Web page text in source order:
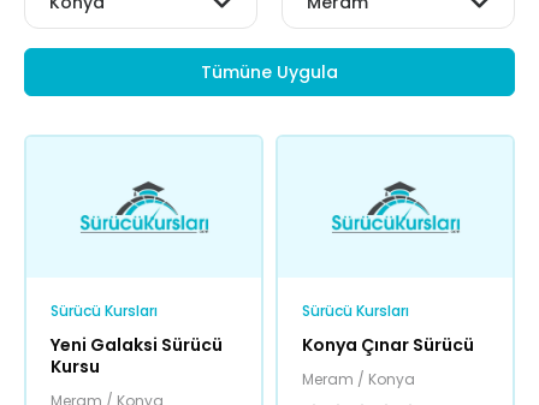
Tümüne Uygula
Sürücü Kursları
Yeni Galaksi Sürücü
Kursu
Meram / Konya
Sürücü Kursları
Konya Çınar Sürücü
Meram / Konya